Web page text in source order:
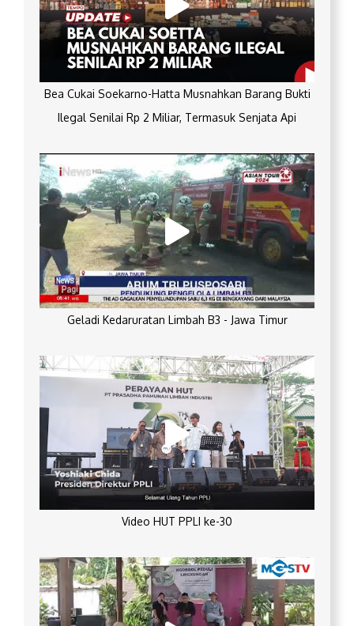
Bea Cukai Soekarno-Hatta Musnahkan Barang Bukti
Ilegal Senilai Rp 2 Miliar, Termasuk Senjata Api
Geladi Kedaruratan Limbah B3 - Jawa Timur
Video HUT PPLI ke-30